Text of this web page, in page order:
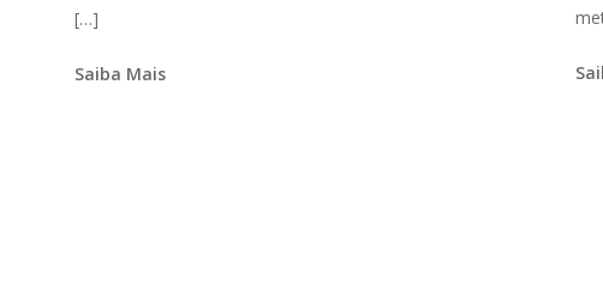
[…]
Saiba Mais